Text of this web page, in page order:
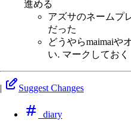
進める
アズサのネームプ
だった
どうやらmaimaiや
い. マークしておく
| Suggest Changes
diary